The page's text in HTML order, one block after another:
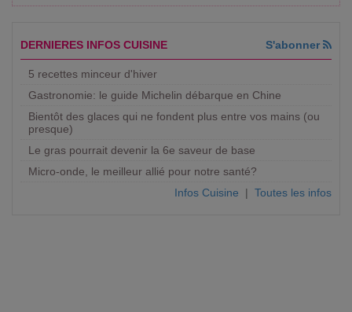
DERNIERES INFOS CUISINE S'abonner
5 recettes minceur d'hiver
Gastronomie: le guide Michelin débarque en Chine
Bientôt des glaces qui ne fondent plus entre vos mains (ou
presque)
Le gras pourrait devenir la 6e saveur de base
Micro-onde, le meilleur allié pour notre santé?
Infos Cuisine | Toutes les infos